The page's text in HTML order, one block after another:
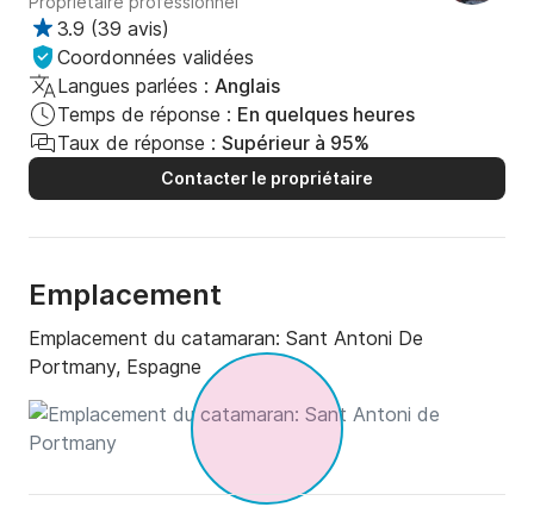
3.9 (39 avis)
Coordonnées validées
Langues parlées : Anglais
Temps de réponse : En quelques heures
Taux de réponse : Supérieur à 95%
Contacter le propriétaire
Emplacement
Emplacement du catamaran: Sant Antoni De
Portmany, Espagne